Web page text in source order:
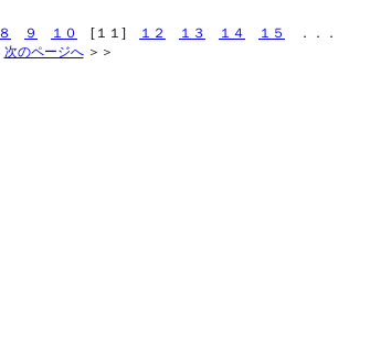
８ ９ １０ [１１] １２ １３ １４ １５
．．．
次のページへ＞＞